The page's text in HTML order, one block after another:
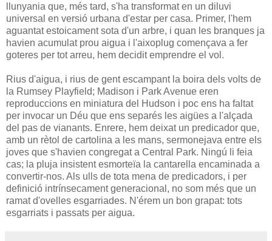
llunyania que, més tard, s'ha transformat en un diluvi
universal en versió urbana d'estar per casa. Primer, l'hem
aguantat estoicament sota d'un arbre, i quan les branques ja
havien acumulat prou aigua i l'aixoplug començava a fer
goteres per tot arreu, hem decidit emprendre el vol.
Rius d'aigua, i rius de gent escampant la boira dels volts de
la Rumsey Playfield; Madison i Park Avenue eren
reproduccions en miniatura del Hudson i poc ens ha faltat
per invocar un Déu que ens separés les aigües a l'alçada
del pas de vianants. Enrere, hem deixat un predicador que,
amb un rètol de cartolina a les mans, sermonejava entre els
joves que s'havien congregat a Central Park. Ningú li feia
cas; la pluja insistent esmorteïa la cantarella encaminada a
convertir-nos. Als ulls de tota mena de predicadors, i per
definició intrínsecament generacional, no som més que un
ramat d'ovelles esgarriades. N'érem un bon grapat: tots
esgarriats i passats per aigua.